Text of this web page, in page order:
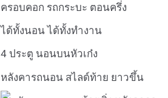
ครอบคอก รถกระบะ ตอนครึ่ง
ได้ทั้งนอน ได้ทั้งทำงาน
4 ประตู นอนบนหัวเก๋ง
หลังคารถนอน สไลด์ท้าย ยาวขึ้น